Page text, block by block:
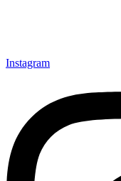
Instagram